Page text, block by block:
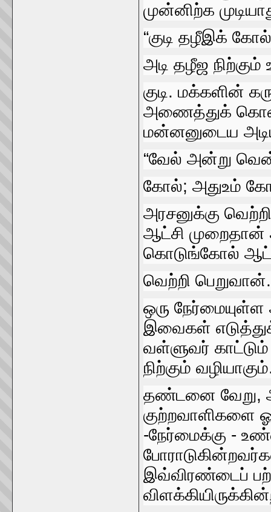
முன்னிற்க
“குடி தழீஇக்‌
அடி தழீஜ நிற்கும்‌
குடி. மக்களின்‌
அணைத்துக்‌
மன்னனுடைய
“வேல்‌ அன்று
கோல்‌; அதுஉம்‌
அரசனுக்கு
ஆட்சி முறைதான்‌
கொடுங்கோல்‌
வெற்றி
ஒரு
இவைகள்‌
வள்ளுவர்‌
நிற்கும்‌
தண்டனை வேறு,
குற்றவாளிகளை
-நேர்மைக்கு -
இவ்விரண்டைப்‌